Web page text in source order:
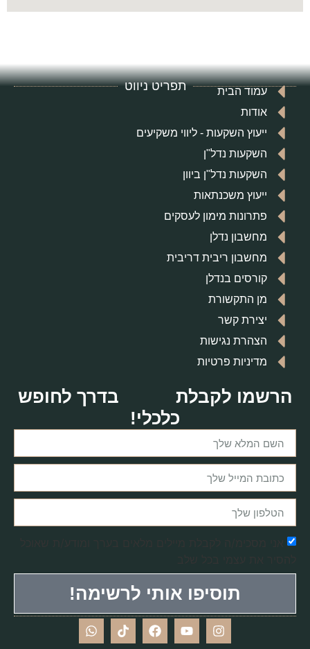
תפריט ניווט
עמוד הבית
אודות
ייעוץ השקעות - ליווי משקיעים
השקעות נדל"ן
השקעות נדל"ן ביוון
ייעוץ משכנתאות
פתרונות מימון לעסקים
מחשבון נדלן
מחשבון ריבית דריבית
קורסים בנדלן
מן התקשורת
יצירת קשר
הצהרת נגישות
מדיניות פרטיות
הרשמו לקבלת
בדרך לחופש
כלכלי!
תוסיפו אותי לרשימה!